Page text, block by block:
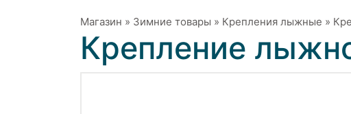
Магазин » Зимние товары » Крепления лыжные »
Крепление